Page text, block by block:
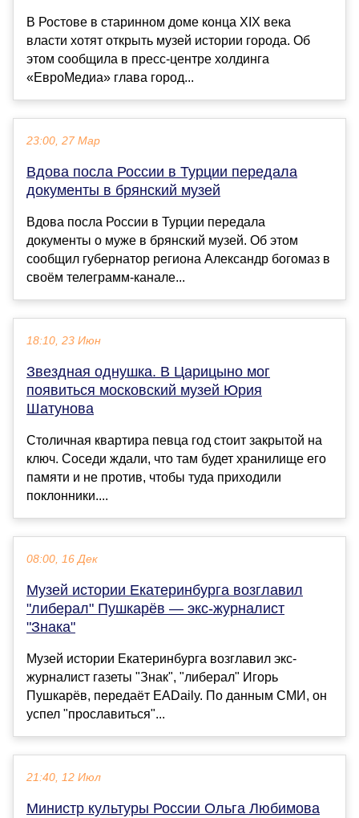
В Ростове в старинном доме конца XIX века
власти хотят открыть музей истории города. Об
этом сообщила в пресс-центре холдинга
«ЕвроМедиа» глава город...
23:00, 27 Мар
Вдова посла России в Турции передала
документы в брянский музей
Вдова посла России в Турции передала
документы о муже в брянский музей. Об этом
сообщил губернатор региона Александр богомаз в
своём телеграмм-канале...
18:10, 23 Июн
Звездная однушка. В Царицыно мог
появиться московский музей Юрия
Шатунова
Столичная квартира певца год стоит закрытой на
ключ. Соседи ждали, что там будет хранилище его
памяти и не против, чтобы туда приходили
поклонники....
08:00, 16 Дек
Музей истории Екатеринбурга возглавил
"либерал" Пушкарёв — экс-журналист
"Знака"
Музей истории Екатеринбурга возглавил экс-
журналист газеты "Знак", "либерал" Игорь
Пушкарёв, передаёт EADaily. По данным СМИ, он
успел "прославиться"...
21:40, 12 Июл
Министр культуры России Ольга Любимова